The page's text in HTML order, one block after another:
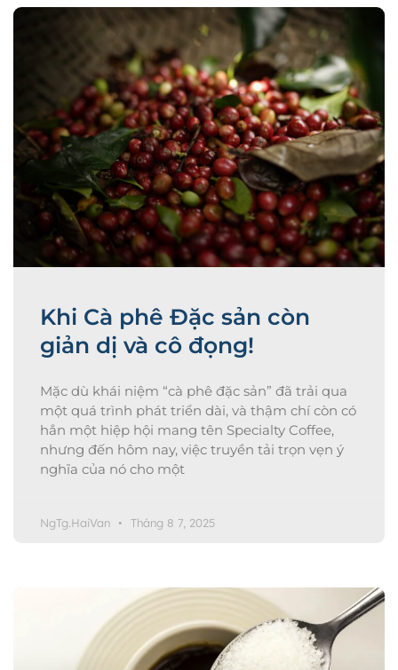
Khi Cà phê Đặc sản còn
giản dị và cô đọng!
Mặc dù khái niệm “cà phê đặc sản” đã trải qua
một quá trình phát triển dài, và thậm chí còn có
hẳn một hiệp hội mang tên Specialty Coffee,
nhưng đến hôm nay, việc truyền tải trọn vẹn ý
nghĩa của nó cho một
NgTg.HaiVan Tháng 8 7, 2025